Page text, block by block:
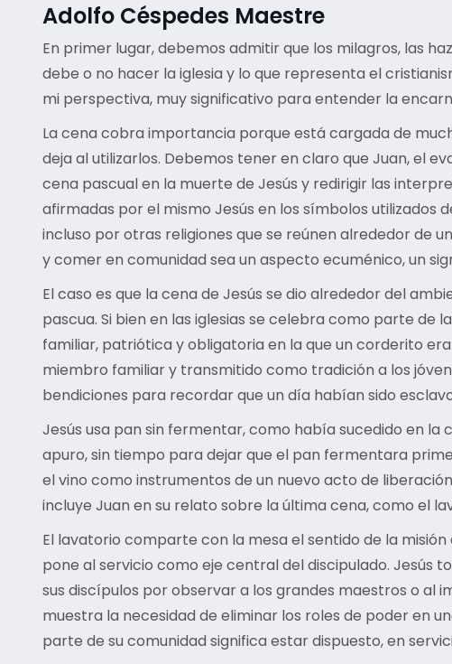
Adolfo Céspedes Maestre
En primer lugar, debemos admitir que los milagros, las
debe o no hacer la iglesia y lo que representa el
mi perspectiva, muy significativo para entender la
La cena cobra importancia porque está cargada de
deja al utilizarlos. Debemos tener en claro que Juan, el
cena pascual en la muerte de Jesús y redirigir las
afirmadas por el mismo Jesús en los símbolos
incluso por otras religiones que se reúnen alrededor de
y comer en comunidad sea un aspecto ecuménico, un
El caso es que la cena de Jesús se dio alrededor del
pascua. Si bien en las iglesias se celebra como parte de
familiar, patriótica y obligatoria en la que un corderito
miembro familiar y transmitido como tradición a los
bendiciones para recordar que un día habían sido
Jesús usa pan sin fermentar, como había sucedido en
apuro, sin tiempo para dejar que el pan fermentara
el vino como instrumentos de un nuevo acto de
incluye Juan en su relato sobre la última cena, como el
El lavatorio comparte con la mesa el sentido de la
pone al servicio como eje central del discipulado. Jesús
sus discípulos por observar a los grandes maestros o al
muestra la necesidad de eliminar los roles de poder en
parte de su comunidad significa estar dispuesto, en